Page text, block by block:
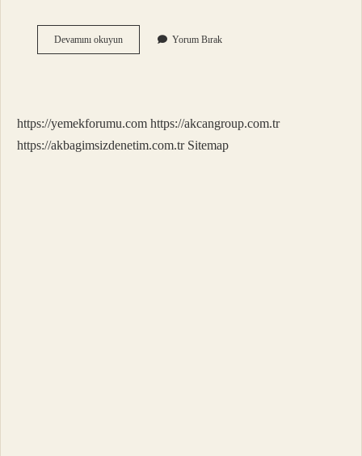
Devamını okuyunMüze
Kart
Kullanılır
Yorum Bırak
https://yemekforumu.com https://akcangroup.com.tr
https://akbagimsizdenetim.com.tr Sitemap